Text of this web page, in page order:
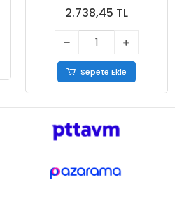
2.738,45 TL
Sepete Ekle